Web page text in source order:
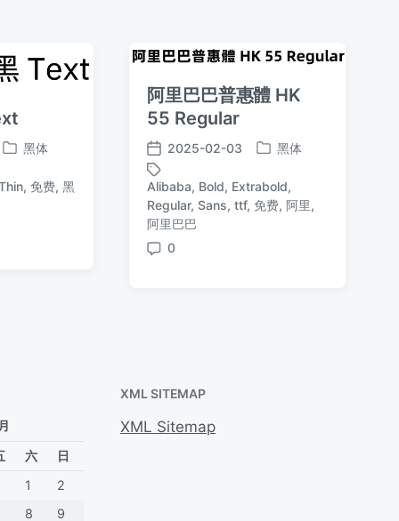
发
于
黑体
, 免费,黑
阿里巴巴普惠體 HK
55 Regular
发
布
日
期
2025-02-03
发
于
黑体
标
签
Alibaba, Bold, Extrabold,
Regular,Sans,ttf, 免费,阿里,
阿里巴巴
评
0
六
日
1
2
8 9
XML SITEMAP
XML Sitemap